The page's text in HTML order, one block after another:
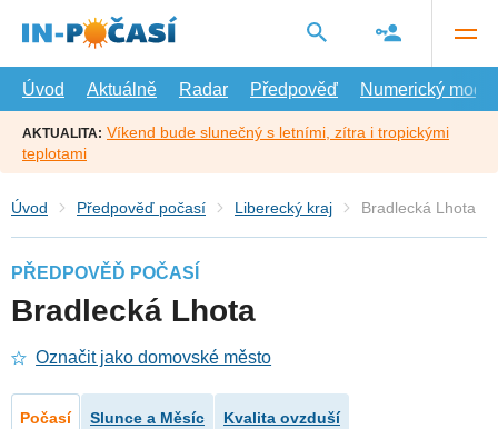
hlavní
Úvod
Aktuálně Radar Předpověď Numerický model
AKTUALITA: Víkend bude slunečný s letními, zítra i tropickými
teplotami
Úvod Předpověď počasí Liberecký kraj Bradlecká Lhota
PŘEDPOVĚĎ POČASÍ
Bradlecká Lhota
Označit jako domovské město
Počasí Slunce a Měsíc Kvalita ovzduší